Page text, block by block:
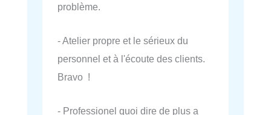
problème.
- Atelier propre et le sérieux du
personnel et à l'écoute des clients.
Bravo !
- Professionel quoi dire de plus a